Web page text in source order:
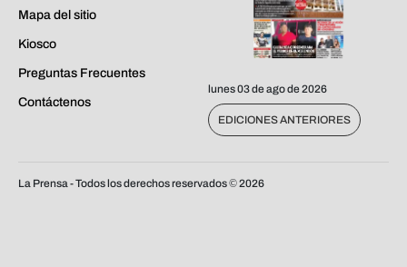
Mapa del sitio
Kiosco
Preguntas Frecuentes
Contáctenos
lunes 03 de ago de 2026
EDICIONES ANTERIORES
La Prensa - Todos los derechos reservados ©2026